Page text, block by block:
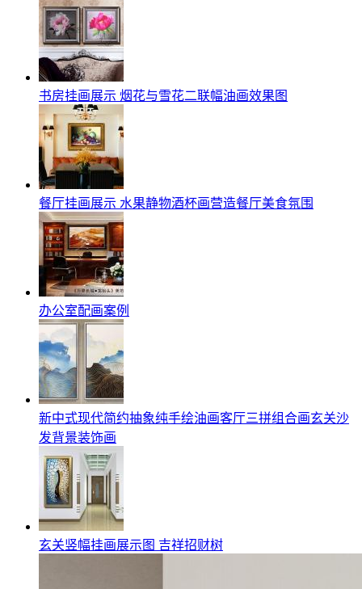
书房挂画展示 烟花与雪花二联幅油画效果图
餐厅挂画展示 水果静物酒杯画营造餐厅美食氛围
办公室配画案例
新中式现代简约抽象纯手绘油画客厅三拼组合画玄关沙
发背景装饰画
玄关竖幅挂画展示图 吉祥招财树